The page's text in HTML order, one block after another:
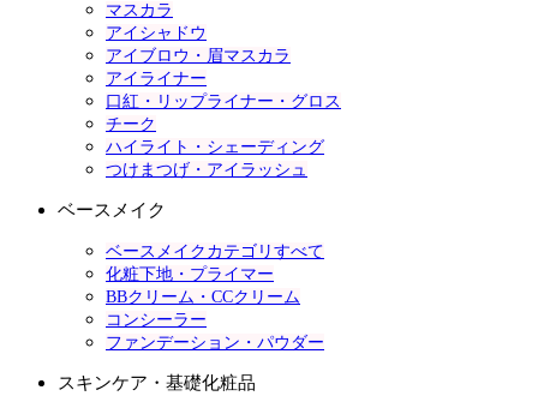
マスカラ
アイシャドウ
アイブロウ・眉マスカラ
アイライナー
口紅・リップライナー・グロス
チーク
ハイライト・シェーディング
つけまつげ・アイラッシュ
ベースメイク
ベースメイクカテゴリすべて
化粧下地・プライマー
BBクリーム・CCクリーム
コンシーラー
ファンデーション・パウダー
スキンケア・基礎化粧品